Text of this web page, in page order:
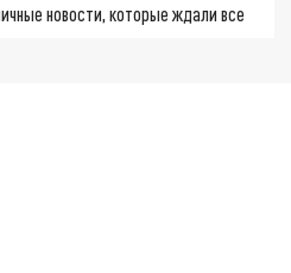
новости, которые ждали все